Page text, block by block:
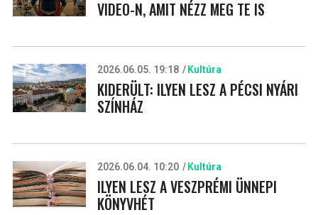
VIDEO-N, AMIT NÉZZ MEG TE IS
2026.06.05. 19:18 Kultúra
KIDERÜLT: ILYEN LESZ A PÉCSI NYÁRI
SZÍNHÁZ
2026.06.04. 10:20 Kultúra
ILYEN LESZ A VESZPRÉMI ÜNNEPI
KÖNYVHÉT